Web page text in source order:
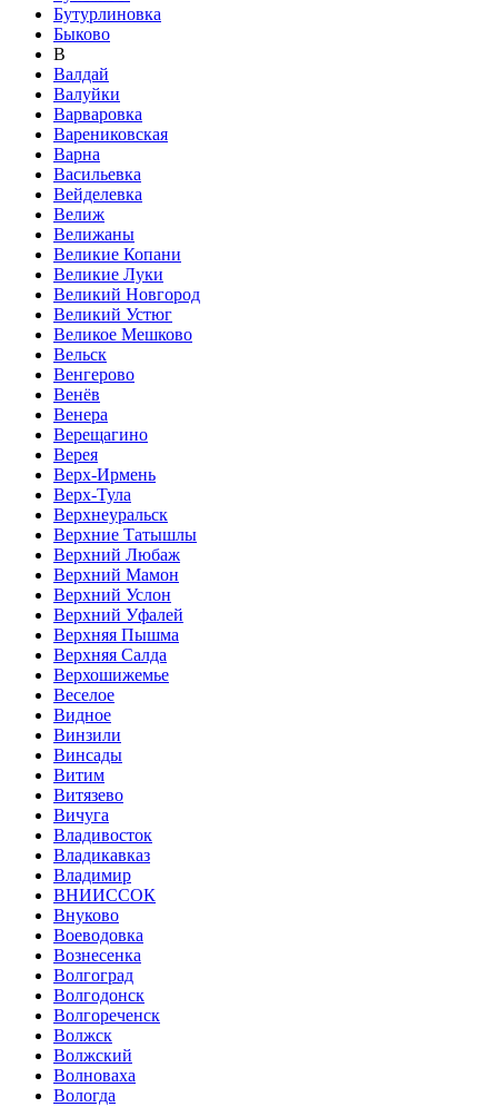
Бутурлиновка
Быково
В
Валдай
Валуйки
Варваровка
Варениковская
Варна
Васильевка
Вейделевка
Велиж
Велижаны
Великие Копани
Великие Луки
Великий Новгород
Великий Устюг
Великое Мешково
Вельск
Венгерово
Венёв
Венера
Верещагино
Верея
Верх-Ирмень
Верх-Тула
Верхнеуральск
Верхние Татышлы
Верхний Любаж
Верхний Мамон
Верхний Услон
Верхний Уфалей
Верхняя Пышма
Верхняя Салда
Верхошижемье
Веселое
Видное
Винзили
Винсады
Витим
Витязево
Вичуга
Владивосток
Владикавказ
Владимир
ВНИИССОК
Внуково
Воеводовка
Вознесенка
Волгоград
Волгодонск
Волгореченск
Волжск
Волжский
Волноваха
Вологда